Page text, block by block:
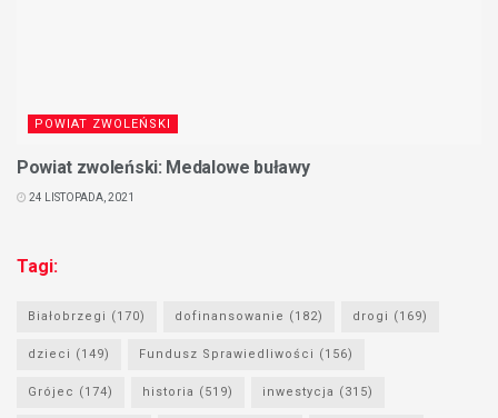
POWIAT ZWOLEŃSKI
Powiat zwoleński: Medalowe buławy
24 LISTOPADA, 2021
Tagi:
Białobrzegi (170) dofinansowanie (182) drogi (169)
dzieci (149) Fundusz Sprawiedliwości (156)
Grójec (174) historia (519) inwestycja (315)